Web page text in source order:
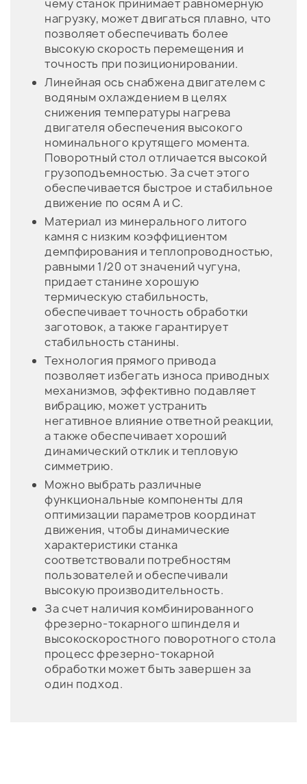
чему станок принимает равномерную
нагрузку, может двигаться плавно, что
позволяет обеспечивать более
высокую скорость перемещения и
точность при позиционировании.
Линейная ось снабжена двигателем с
водяным охлаждением в целях
снижения температуры нагрева
двигателя обеспечения высокого
номинального крутящего момента.
Поворотный стол отличается высокой
грузоподъемностью. За счет этого
обеспечивается быстрое и стабильное
движение по осям А и С.
Материал из минерального литого
камня с низким коэффициентом
демпфирования и теплопроводностью,
равными 1/20 от значений чугуна,
придает станине хорошую
термическую стабильность,
обеспечивает точность обработки
заготовок, а также гарантирует
стабильность станины.
Технология прямого привода
позволяет избегать износа приводных
механизмов, эффективно подавляет
вибрацию, может устранить
негативное влияние ответной реакции,
а также обеспечивает хороший
динамический отклик и тепловую
симметрию.
Можно выбрать различные
функциональные компоненты для
оптимизации параметров координат
движения, чтобы динамические
характеристики станка
соответствовали потребностям
пользователей и обеспечивали
высокую производительность.
За счет наличия комбинированного
фрезерно-токарного шпинделя и
высокоскоростного поворотного стола
процесс фрезерно-токарной
обработки может быть завершен за
один подход.